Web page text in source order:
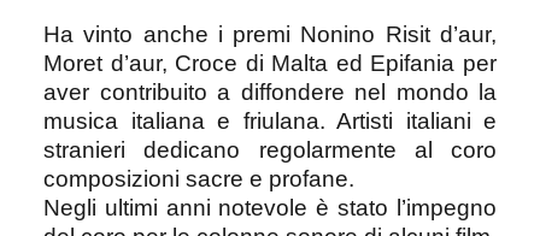
Ha vinto anche i premi Nonino Risit d’aur,
Moret d’aur, Croce di Malta ed Epifania per
aver contribuito a diffondere nel mondo la
musica italiana e friulana. Artisti italiani e
stranieri dedicano regolarmente al coro
composizioni sacre e profane.
Negli ultimi anni notevole è stato l’impegno